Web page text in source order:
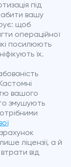
під
вашу
щоб
операційної
посилюють
їх.
вашого
змушують
ліцензії, а й
від